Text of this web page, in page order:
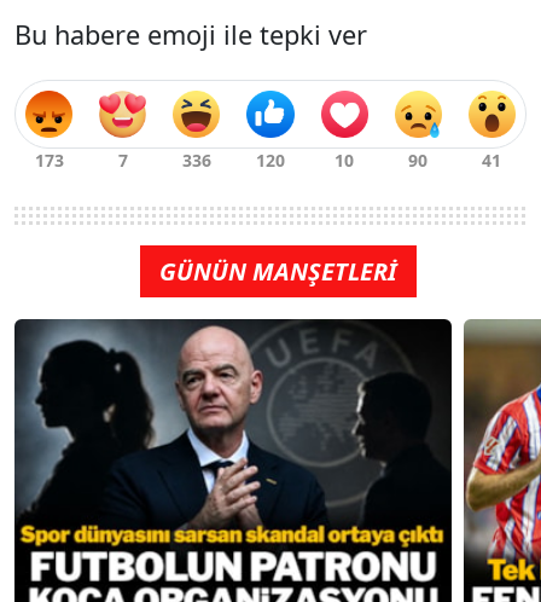
Bu habere emoji ile tepki ver
GÜNÜN MANŞETLERİ